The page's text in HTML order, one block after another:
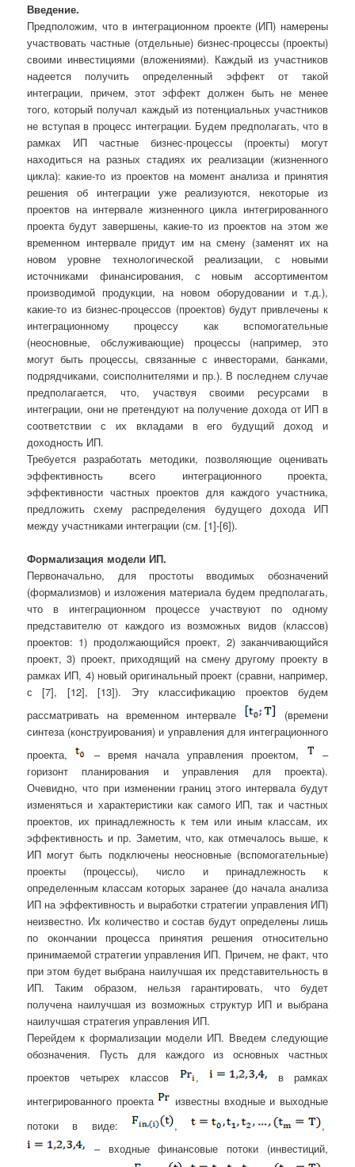
Введение.
Предположим, что в интеграционном проекте (ИП) намерены
участвовать частные (отдельные) бизнес-процессы (проекты)
своими инвестициями (вложениями). Каждый из участников
надеется получить определенный эффект от такой
интеграции, причем, этот эффект должен быть не менее
того, который получал каждый из потенциальных участников
не вступая в процесс интеграции. Будем предполагать, что в
рамках ИП частные бизнес-процессы (проекты) могут
находиться на разных стадиях их реализации (жизненного
цикла): какие-то из проектов на момент анализа и принятия
решения об интеграции уже реализуются, некоторые из
проектов на интервале жизненного цикла интегрированного
проекта будут завершены, какие-то из проектов на этом же
временном интервале придут им на смену (заменят их на
новом уровне технологической реализации, с новыми
источниками финансирования, с новым ассортиментом
производимой продукции, на новом оборудовании и т.д.),
какие-то из бизнес-процессов (проектов) будут привлечены к
интеграционному процессу как вспомогательные
(неосновные, обслуживающие) процессы (например, это
могут быть процессы, связанные с инвесторами, банками,
подрядчиками, соисполнителями и пр.). В последнем случае
предполагается, что, участвуя своими ресурсами в
интеграции, они не претендуют на получение дохода от ИП в
соответствии с их вкладами в его будущий доход и
доходность ИП.
Требуется разработать методики, позволяющие оценивать
эффективность всего интеграционного проекта,
эффективности частных проектов для каждого участника,
предложить схему распределения будущего дохода ИП
между участниками интеграции (см. [1]-[6]).
Формализация модели ИП.
Первоначально, для простоты вводимых обозначений
(формализмов) и изложения материала будем предполагать,
что в интеграционном процессе участвуют по одному
представителю от каждого из возможных видов (классов)
проектов: 1) продолжающийся проект, 2) заканчивающийся
проект, 3) проект, приходящий на смену другому проекту в
рамках ИП, 4) новый оригинальный проект (сравни, например,
с [7], [12], [13]). Эту классификацию проектов будем
рассматривать на временном интервале
(времени
синтеза (конструирования) и управления для интеграционного
проекта,
– время начала управления проектом,
–
горизонт планирования и управления для проекта).
Очевидно, что при изменении границ этого интервала будут
изменяться и характеристики как самого ИП, так и частных
проектов, их принадлежность к тем или иным классам, их
эффективность и пр. Заметим, что, как отмечалось выше, к
ИП могут быть подключены неосновные (вспомогательные)
проекты (процессы), число и принадлежность к
определенным классам которых заранее (до начала анализа
ИП на эффективность и выработки стратегии управления ИП)
неизвестно. Их количество и состав будут определены лишь
по окончании процесса принятия решения относительно
принимаемой стратегии управления ИП. Причем, не факт, что
при этом будет выбрана наилучшая их представительность в
ИП. Таким образом, нельзя гарантировать, что будет
получена наилучшая из возможных структур ИП и выбрана
наилучшая стратегия управления ИП.
Перейдем к формализации модели ИП. Введем следующие
обозначения. Пусть для каждого из основных частных
проектов четырех классов
,
в рамках
интегрированного проекта
известны входные и выходные
потоки в виде:
,
,
– входные финансовые потоки (инвестиций,